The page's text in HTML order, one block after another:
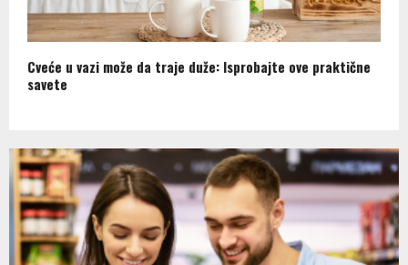
Cveće u vazi može da traje duže: Isprobajte ove praktične
savete